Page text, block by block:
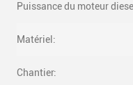
Puissance du moteur
Matériel:
Chantier: